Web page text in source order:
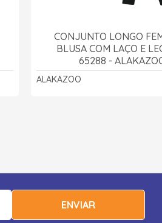
CONJUNTO LONGO
BLUSA COM LAÇO E
65288 -
ALAKAZOO
ENVIAR